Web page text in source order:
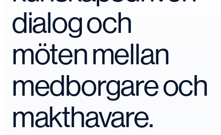
dialog och
möten mellan
medborgare och
makthavare.